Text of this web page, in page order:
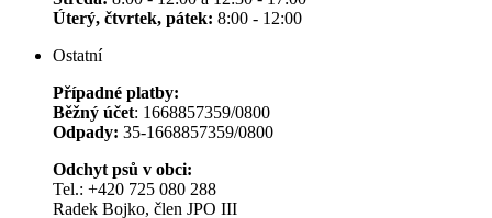
Úterý, čtvrtek, pátek: 8:00 - 12:00
Ostatní
Případné platby:
Běžný účet: 1668857359/0800
Odpady: 35-1668857359/0800
Odchyt psů v obci:
Tel.: +420 725 080 288
Radek Bojko, člen JPO III